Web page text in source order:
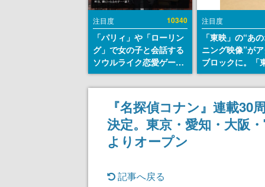
注目度 10340
「パリィ」や「ローリン
グ」で女の子と会話する
ソウルライク恋愛ゲーム
『小早川さんはソウルラ
イク』無料公開。返事に
失敗すると「YOU
DIED」
注目度
「東映」の“あ
ニング映像”が
ブロックに。「
トリカル グッズ
ョン」が8月下
『名探偵コナン』連載
決定。東京・愛知・大阪
よりオープン
記事へ戻る